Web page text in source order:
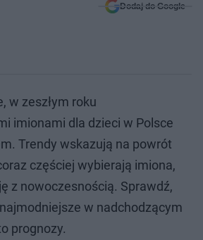
Dodaj do Google
w zeszłym roku
imionami dla dzieci w Polsce
Trendy wskazują na powrót
częściej wybierają imiona,
z nowoczesnością. Sprawdź,
w nadchodzącym
prognozy.